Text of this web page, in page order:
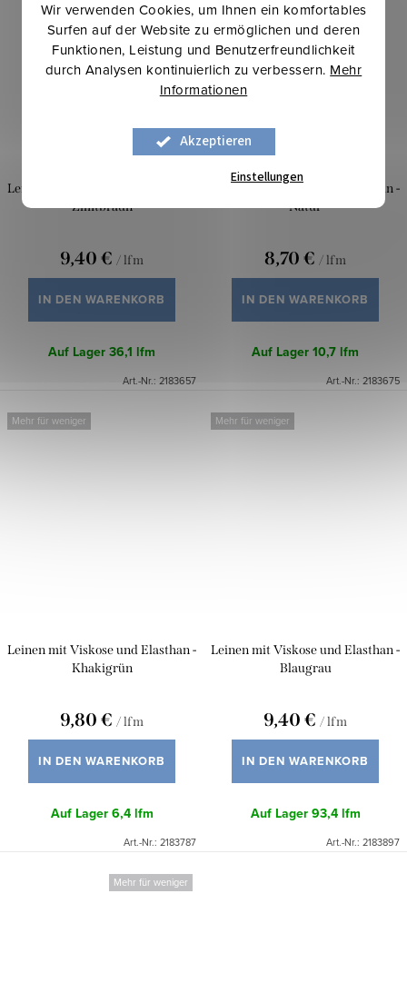
Wir verwenden Cookies, um Ihnen ein komfortables
Surfen auf der Website zu ermöglichen und deren
Funktionen, Leistung und Benutzerfreundlichkeit
durch Analysen kontinuierlich zu verbessern. Mehr
Informationen
Akzeptieren
Einstellungen
Leinen mit Viskose und Elasthan -
Zimtbraun
9,40 € / lfm
IN DEN WARENKORB
Auf Lager36,1 lfm
Art.-Nr.: 2183657
Leinen mit Viskose und Elasthan -
Natur
8,70 € / lfm
IN DEN WARENKORB
Auf Lager10,7 lfm
Art.-Nr.: 2183675
Mehr für weniger
Leinen mit Viskose und Elasthan -
Khakigrün
9,80 € / lfm
IN DEN WARENKORB
Auf Lager6,4 lfm
Art.-Nr.: 2183787
Mehr für weniger
Leinen mit Viskose und Elasthan -
Blaugrau
9,40 € / lfm
IN DEN WARENKORB
Auf Lager93,4 lfm
Art.-Nr.: 2183897
Mehr für weniger